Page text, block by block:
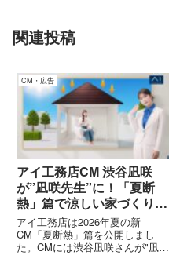
関連投稿
CM・広告
アイ工務店CM 渋谷凪咲
が”凪咲先生”に！「夏断
熱」篇で涼しい家づくりを
わかりやすく紹介
アイ工務店は2026年夏の新
CM「夏断熱」篇を公開しまし
た。CMには渋谷凪咲さんが"凪咲